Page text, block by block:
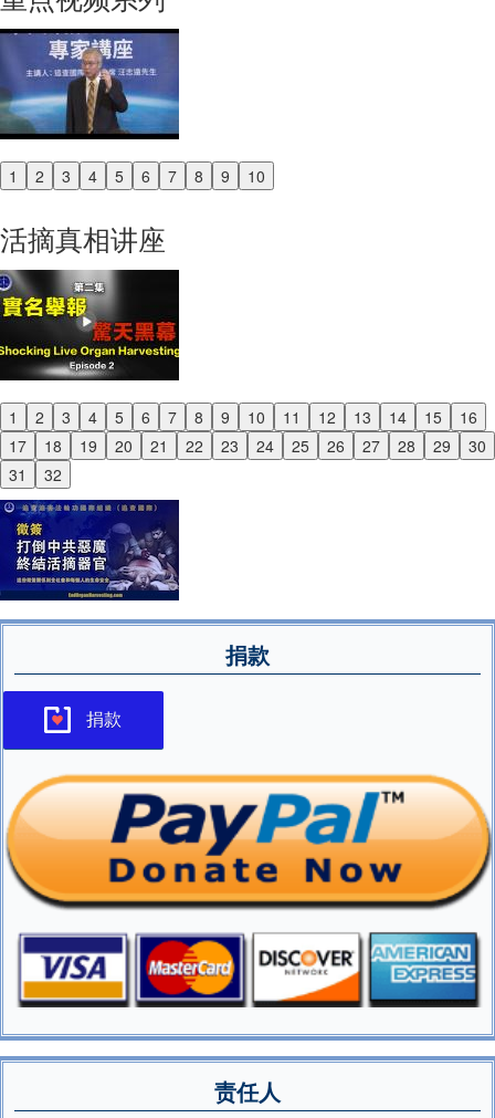
1 2 3 4 5 6 7 8 9 10
Previous
活摘真相讲座
1 2 3 4 5 6 7 8 9 10 11 12 13 14 15
16
17
18 19 20 21 22 23 24 25 26 27 28 29
30
31
32
Previous
Next
捐款
捐款
责任人